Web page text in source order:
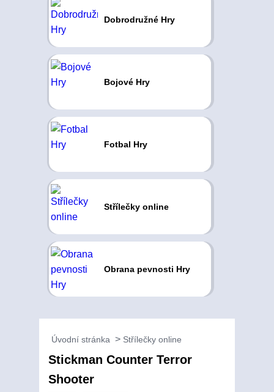
Dobrodružné Hry
Bojové Hry
Fotbal Hry
Střílečky online
Obrana pevnosti Hry
Úvodní stránka Střílečky online
Stickman Counter Terror
Shooter